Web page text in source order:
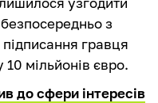
з
гравця
10 мільйонів євро.
до сфери інтересів